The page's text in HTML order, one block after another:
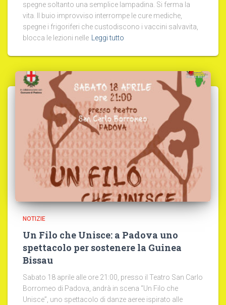
spegne soltanto una semplice lampadina. Si ferma la
vita. Il buio improvviso interrompe le cure mediche,
spegne i frigoriferi che custodiscono i vaccini salvavita,
blocca le lezioni nelle Leggi tutto
NOTIZIE
Un Filo che Unisce: a Padova uno
spettacolo per sostenere la Guinea
Bissau
Sabato 18 aprile alle ore 21:00, presso il Teatro San Carlo
Borromeo di Padova, andrà in scena “Un Filo che
Unisce”, uno spettacolo di danze aeree ispirato alle